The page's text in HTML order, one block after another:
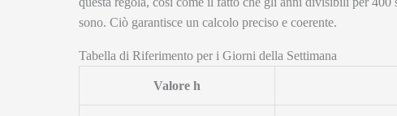
sono. Ciò garantisce un calcolo preciso e coerente.
Tabella di Riferimento per i Giorni della Settimana
Valore h